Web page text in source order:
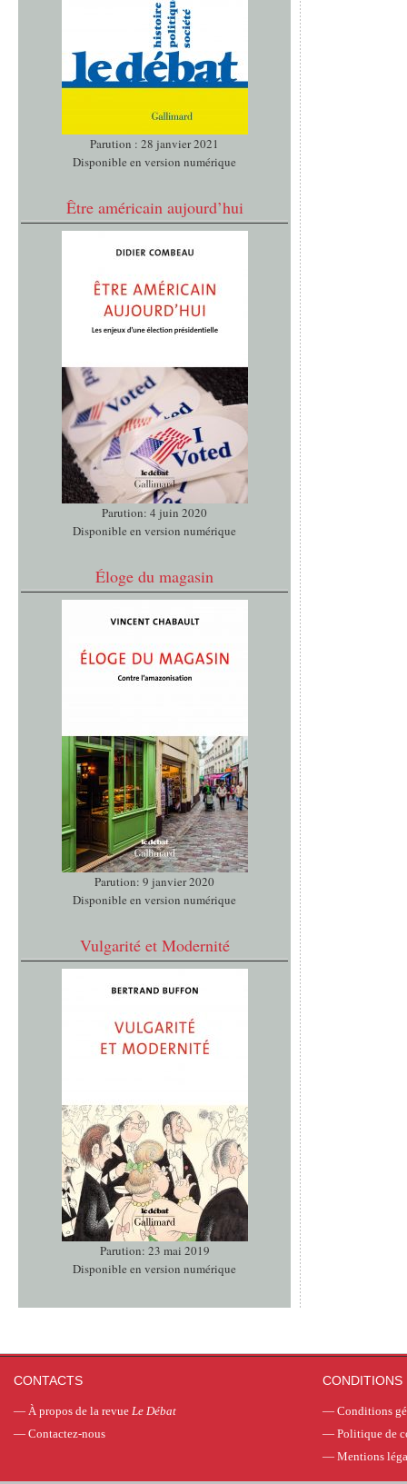
Parution : 28 janvier 2021
Disponible en version numérique
Être américain aujourd’hui
Parution: 4 juin 2020
Disponible en version numérique
Éloge du magasin
Parution: 9 janvier 2020
Disponible en version numérique
Vulgarité et Modernité
Parution: 23 mai 2019
Disponible en version numérique
CONTACTS
— À propos de la revue Le Débat
— Contactez-nous
CONDITIONS
— Conditions
— Politique de
— Mentions